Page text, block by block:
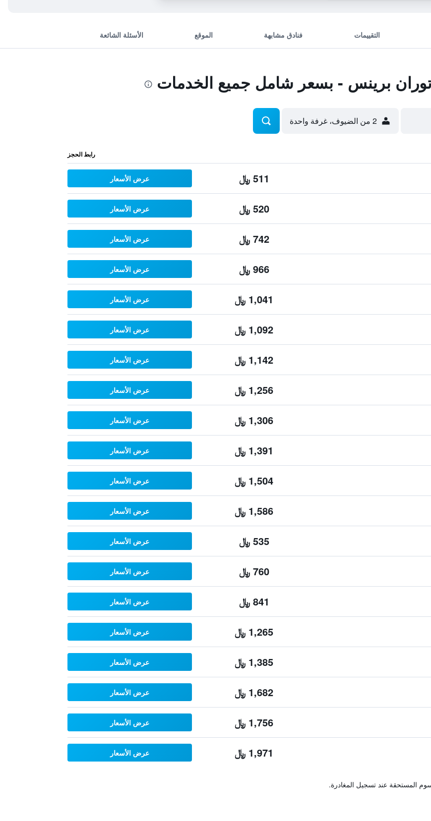
التقييمات فنادق مشابهة الموقع الأسئلة الشائعة
برينس - بسعر شامل جميع الخدمات
2 من الضيوف، غرفة واحدة
رابط الحجز
511 ﷼ عرض الأسعار
520 ﷼ عرض الأسعار
742 ﷼ عرض الأسعار
966 ﷼ عرض الأسعار
1,041 ﷼ عرض الأسعار
1,092 ﷼ عرض الأسعار
1,142 ﷼ عرض الأسعار
1,256 ﷼ عرض الأسعار
1,306 ﷼ عرض الأسعار
1,391 ﷼ عرض الأسعار
1,504 ﷼ عرض الأسعار
1,586 ﷼ عرض الأسعار
535 ﷼ عرض الأسعار
760 ﷼ عرض الأسعار
841 ﷼ عرض الأسعار
1,265 ﷼ عرض الأسعار
1,385 ﷼ عرض الأسعار
1,682 ﷼ عرض الأسعار
1,756 ﷼ عرض الأسعار
1,971 ﷼ عرض الأسعار
المستحقة عند تسجيل المغادرة.